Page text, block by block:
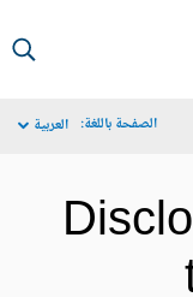
الصفحة باللغة: العربية